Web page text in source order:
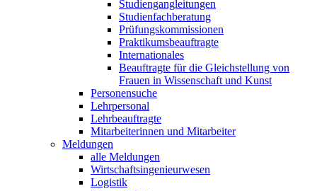
Studiengangleitungen
Studienfachberatung
Prüfungskommissionen
Praktikumsbeauftragte
Internationales
Beauftragte für die Gleichstellung von
Frauen in Wissenschaft und Kunst
Personensuche
Lehrpersonal
Lehrbeauftragte
Mitarbeiterinnen und Mitarbeiter
Meldungen
alle Meldungen
Wirtschaftsingenieurwesen
Logistik